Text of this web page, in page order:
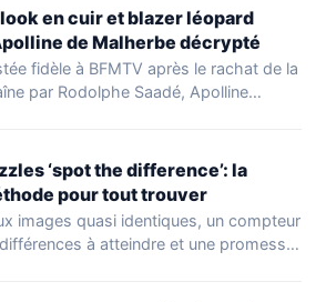
en cuir et blazer léopard
de Malherbe décrypté
fidèle à BFMTV après le rachat de la
par Rodolphe Saadé, Apolline…
‘spot the difference’: la
pour tout trouver
images quasi identiques, un compteur
à atteindre et une promesse